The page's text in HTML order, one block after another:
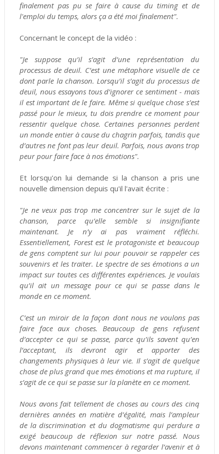
finalement pas pu se faire à cause du timing et de
l'emploi du temps, alors ça a été moi finalement".
Concernant le concept de la vidéo :
"Je suppose qu’il s’agit d’une représentation du
processus de deuil. C’est une métaphore visuelle de ce
dont parle la chanson. Lorsqu’il s’agit du processus de
deuil, nous essayons tous d’ignorer ce sentiment - mais
il est important de le faire. Même si quelque chose s’est
passé pour le mieux, tu dois prendre ce moment pour
ressentir quelque chose. Certaines personnes perdent
un monde entier à cause du chagrin parfois, tandis que
d’autres ne font pas leur deuil. Parfois, nous avons trop
peur pour faire face à nos émotions".
Et lorsqu'on lui demande si la chanson a pris une
nouvelle dimension depuis qu'il l'avait écrite :
"Je ne veux pas trop me concentrer sur le sujet de la
chanson, parce qu’elle semble si insignifiante
maintenant. Je n’y ai pas vraiment réfléchi.
Essentiellement, Forest est le protagoniste et beaucoup
de gens comptent sur lui pour pouvoir se rappeler ces
souvenirs et les traiter. Le spectre de ses émotions a un
impact sur toutes ces différentes expériences. Je voulais
qu’il ait un message pour ce qui se passe dans le
monde en ce moment.
C’est un miroir de la façon dont nous ne voulons pas
faire face aux choses. Beaucoup de gens refusent
d’accepter ce qui se passe, parce qu’ils savent qu’en
l’acceptant, ils devront agir et apporter des
changements physiques à leur vie. Il s’agit de quelque
chose de plus grand que mes émotions et ma rupture, il
s’agit de ce qui se passe sur la planète en ce moment.
Nous avons fait tellement de choses au cours des cinq
dernières années en matière d’égalité, mais l’ampleur
de la discrimination et du dogmatisme qui perdure a
exigé beaucoup de réflexion sur notre passé. Nous
devons maintenant commencer à regarder l’avenir et à